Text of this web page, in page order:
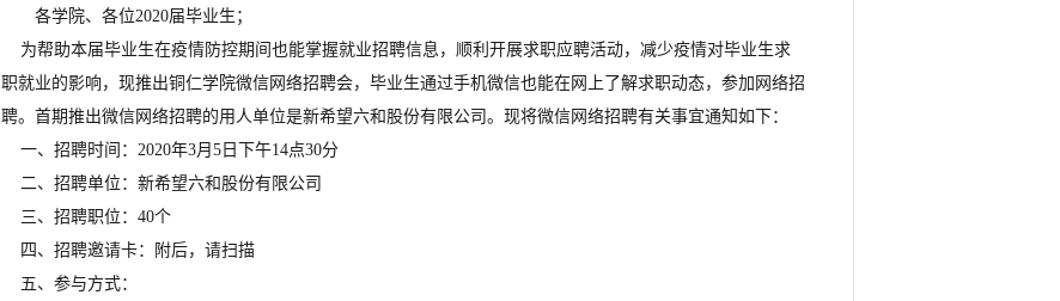
各学院、各位2020届毕业生；
为帮助本届毕业生在疫情防控期间也能掌握就业招聘信息，顺利开展求职应聘活动，减少疫情对毕业生求
职就业的影响，现推出铜仁学院微信网络招聘会，毕业生通过手机微信也能在网上了解求职动态，参加网络招
聘。首期推出微信网络招聘的用人单位是新希望六和股份有限公司。现将微信网络招聘有关事宜通知如下：
一、招聘时间：2020年3月5日下午14点30分
二、招聘单位：新希望六和股份有限公司
三、招聘职位：40个
四、招聘邀请卡：附后，请扫描
五、参与方式：